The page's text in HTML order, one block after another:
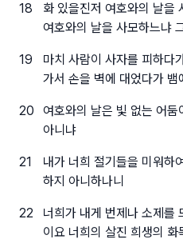
18
화 있을진저 여호와의 날을
여호와의 날을 사모하느냐
19
마치 사람이 사자를 피하다
가서 손을 벽에 대었다가 뱀
20
여호와의 날은 빛 없는 어둠
아니냐
21
내가 너희 절기들을 미워하
하지 아니하나니
22
너희가 내게 번제나 소제를
이요 너희의 살진 희생의 화